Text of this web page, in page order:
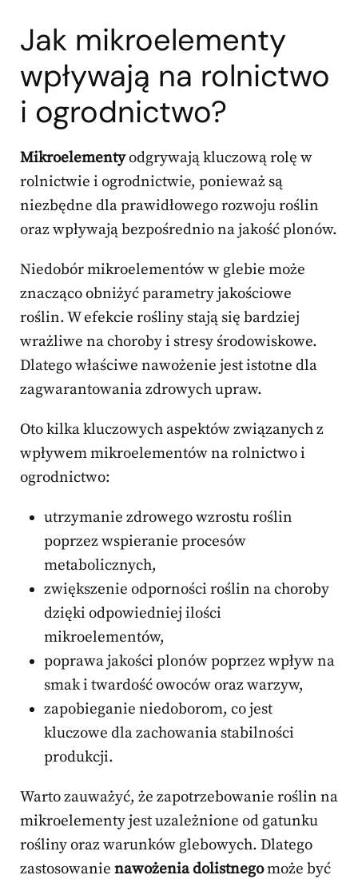
Jak mikroelementy
wpływają na rolnictwo
i ogrodnictwo?
Mikroelementyodgrywają kluczową rolę w
rolnictwie i ogrodnictwie, ponieważ są
niezbędne dla prawidłowego rozwoju roślin
oraz wpływają bezpośrednio na jakość plonów.
Niedobór mikroelementów w glebie może
znacząco obniżyć parametry jakościowe
roślin. W efekcie rośliny stają się bardziej
wrażliwe na choroby i stresy środowiskowe.
Dlatego właściwe nawożenie jest istotne dla
zagwarantowania zdrowych upraw.
Oto kilka kluczowych aspektów związanych z
wpływem mikroelementów na rolnictwo i
ogrodnictwo:
utrzymanie zdrowego wzrostu roślin
poprzez wspieranie procesów
metabolicznych,
zwiększenie odporności roślin na choroby
dzięki odpowiedniej ilości
mikroelementów,
poprawa jakości plonów poprzez wpływ na
smak i twardość owoców oraz warzyw,
zapobieganie niedoborom, co jest
kluczowe dla zachowania stabilności
produkcji.
Warto zauważyć, że zapotrzebowanie roślin na
mikroelementy jest uzależnione od gatunku
rośliny oraz warunków glebowych. Dlatego
zastosowanie nawożenia dolistnegomoże być